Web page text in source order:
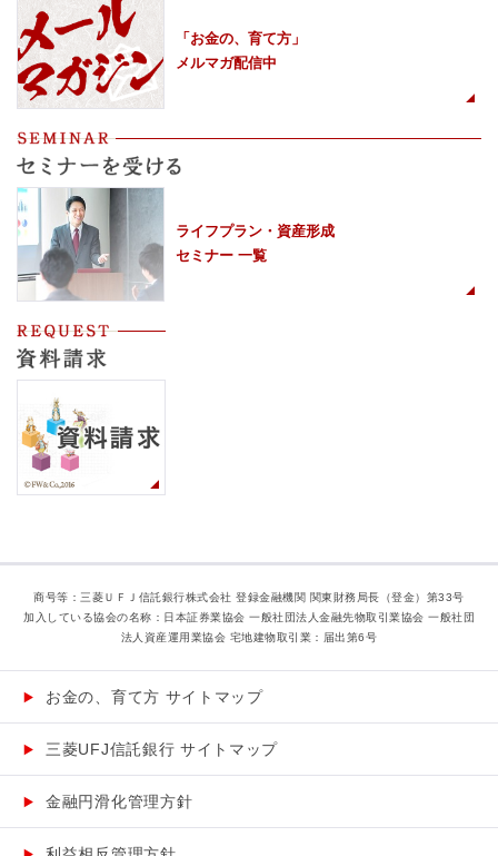
「お金の、育て方」
メルマガ配信中
ライフプラン・資産形成
セミナー 一覧
商号等：三菱ＵＦＪ信託銀行株式会社 登録金融機関 関東財務局長（登金）第33号
加入している協会の名称：日本証券業協会 一般社団法人金融先物取引業協会 一般社団
法人資産運用業協会 宅地建物取引業：届出第6号
お金の、育て方 サイトマップ
三菱UFJ信託銀行 サイトマップ
金融円滑化管理方針